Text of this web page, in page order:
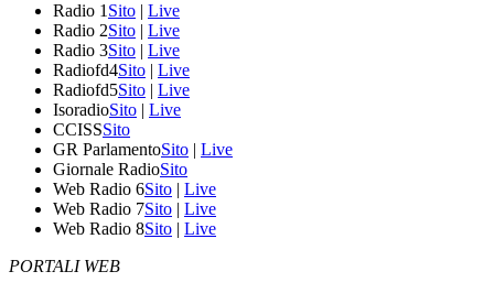
Radio 1 Sito | Live
Radio 2Sito | Live
Radio 3Sito | Live
Radiofd4Sito | Live
Radiofd5Sito | Live
IsoradioSito | Live
CCISSSito
GR ParlamentoSito | Live
Giornale RadioSito
Web Radio 6Sito | Live
Web Radio 7Sito | Live
Web Radio 8Sito | Live
PORTALI WEB